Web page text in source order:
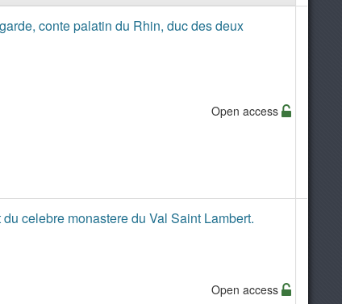
conte palatin du Rhin, duc des deux
Open access
celebre monastere du Val Saint Lambert.
Open access